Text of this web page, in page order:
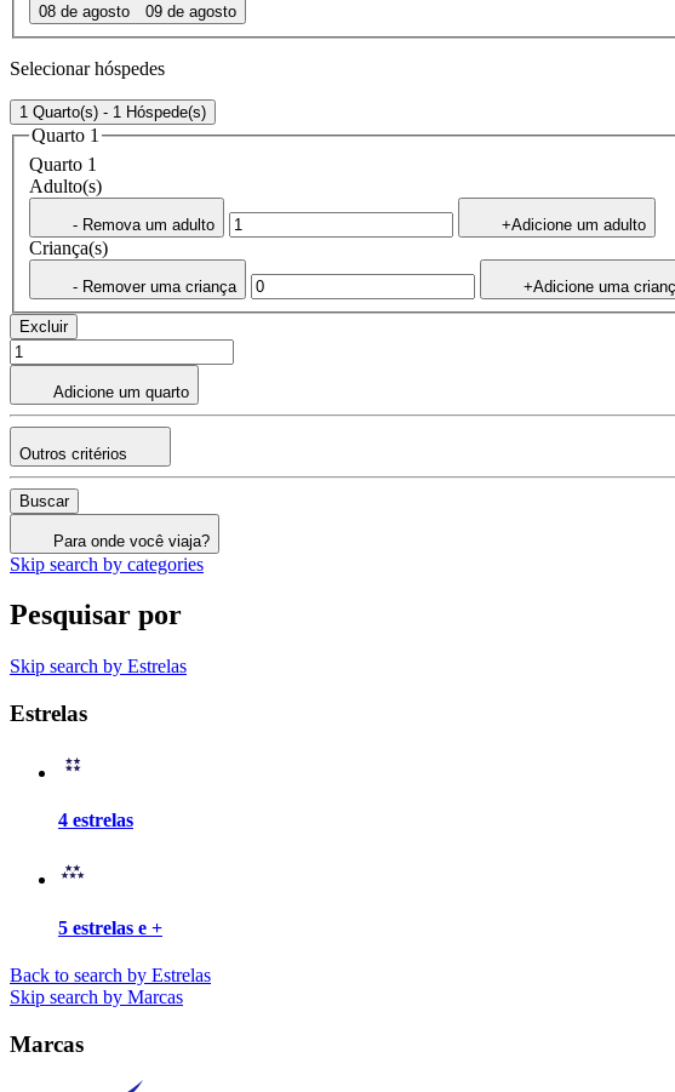
08 de agosto 09 de agosto
Selecionar hóspedes
1 Quarto(s) - 1 Hóspede(s)
Quarto 1
Quarto 1
Adulto(s)
- Remova um adulto +Adicione um adulto
Criança(s)
- Remover uma criança +Adicione uma
Excluir
Adicione um quarto
Outros critérios
Buscar
Para onde você viaja?
Skip search by categories
Pesquisar por
Skip search by Estrelas
Estrelas
4 estrelas
5 estrelas e +
Back to search by Estrelas
Skip search by Marcas
Marcas